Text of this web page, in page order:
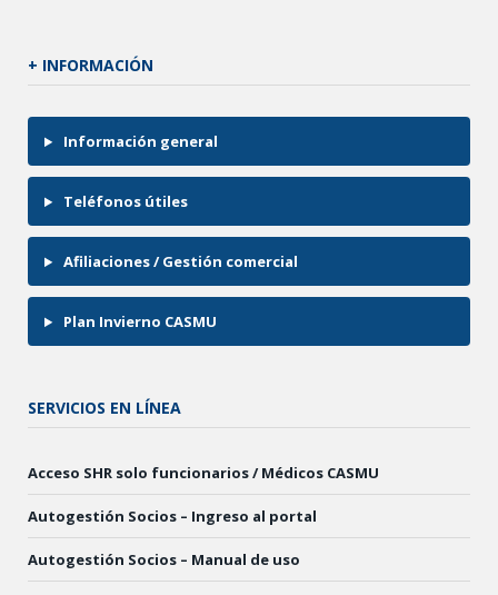
+ INFORMACIÓN
Información general
Teléfonos útiles
Afiliaciones / Gestión comercial
Plan Invierno CASMU
SERVICIOS EN LÍNEA
Acceso SHR solo funcionarios / Médicos CASMU
Autogestión Socios – Ingreso al portal
Autogestión Socios – Manual de uso